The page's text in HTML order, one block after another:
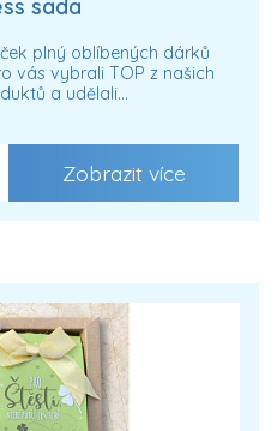
sada
plný oblíbených dárků
vás vybrali TOP z našich
a udělali…
Zobrazit více